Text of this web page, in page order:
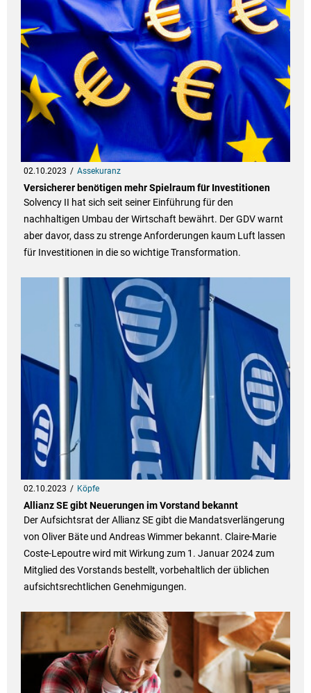
02.10.2023 Assekuranz
Versicherer benötigen mehr Spielraum für Investitionen
Solvency II hat sich seit seiner Einführung für den
nachhaltigen Umbau der Wirtschaft bewährt. Der GDV warnt
aber davor, dass zu strenge Anforderungen kaum Luft lassen
für Investitionen in die so wichtige Transformation.
02.10.2023 Köpfe
Allianz SE gibt Neuerungen im Vorstand bekannt
Der Aufsichtsrat der Allianz SE gibt die Mandatsverlängerung
von Oliver Bäte und Andreas Wimmer bekannt. Claire-Marie
Coste-Lepoutre wird mit Wirkung zum 1. Januar 2024 zum
Mitglied des Vorstands bestellt, vorbehaltlich der üblichen
aufsichtsrechtlichen Genehmigungen.